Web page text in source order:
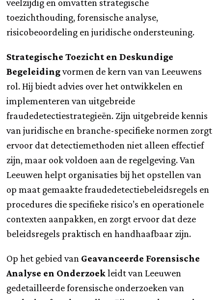
veelzijdig en omvatten strategische
toezichthouding, forensische analyse,
risicobeoordeling en juridische ondersteuning.
Strategische Toezicht en Deskundige
Begeleidingvormen de kern van van Leeuwens
rol. Hij biedt advies over het ontwikkelen en
implementeren van uitgebreide
fraudedetectiestrategieën. Zijn uitgebreide kennis
van juridische en branche-specifieke normen zorgt
ervoor dat detectiemethoden niet alleen effectief
zijn, maar ook voldoen aan de regelgeving. Van
Leeuwen helpt organisaties bij het opstellen van
op maat gemaakte fraudedetectiebeleidsregels en
procedures die specifieke risico’s en operationele
contexten aanpakken, en zorgt ervoor dat deze
beleidsregels praktisch en handhaafbaar zijn.
Op het gebied van Geavanceerde Forensische
Analyse en Onderzoek leidt van Leeuwen
gedetailleerde forensische onderzoeken van